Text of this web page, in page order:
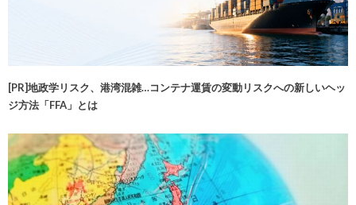
[PR]地政学リスク、港湾混雑…コンテナ運賃の変動リスクへの新しいヘッ
ジ方法「FFA」とは